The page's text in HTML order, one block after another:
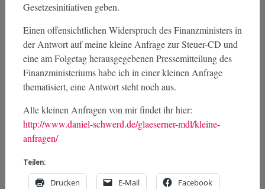
Gesetzesinitiativen geben.
Einen offensichtlichen Widerspruch des Finanzministers in
der Antwort auf meine kleine Anfrage zur Steuer-CD und
eine am Folgetag herausgegebenen Pressemitteilung des
Finanzministeriums habe ich in einer kleinen Anfrage
thematisiert, eine Antwort steht noch aus.
Alle kleinen Anfragen von mir findet ihr hier:
http://www.daniel-schwerd.de/glaeserner-mdl/kleine-
anfragen/
Teilen:
Drucken E-Mail Facebook